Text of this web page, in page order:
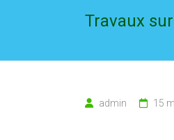
Travaux
admin 15